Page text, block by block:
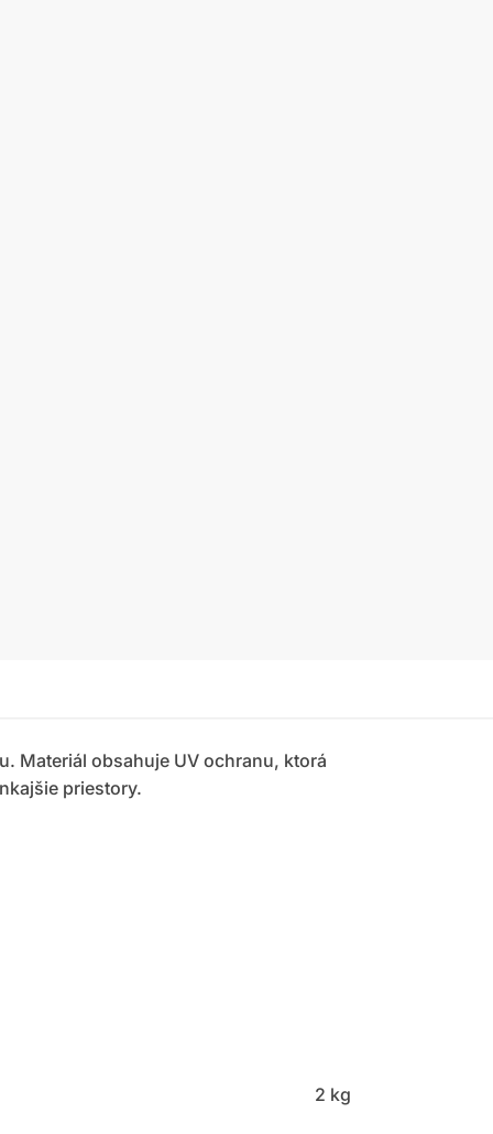
Materiál obsahuje UV ochranu, ktorá
priestory.
2 kg